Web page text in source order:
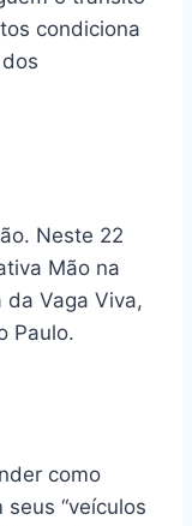
condiciona
Neste 22
Mão na
Vaga Viva,
Paulo.
como
“veículos